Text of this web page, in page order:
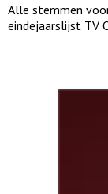
Alle stemmen
eindejaarslijst TV